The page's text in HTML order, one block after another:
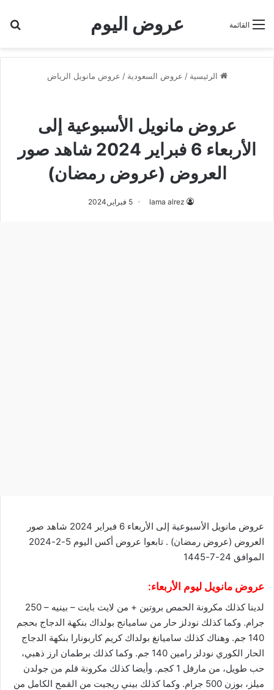
عروض اليوم القائمة
الرئيسية / عروض السعودية / عروض مانويل الرياض
عروض مانويل الأسبوعية إلى
الأربعاء 6 فبراير 2024 شاهد صور
العروض (عروض رمضان)
lama alrez 5 فبراير,2024
عروض مانويل الأسبوعية إلى الأربعاء 6 فبراير 2024 شاهد صور
العروض (عروض رمضان) . تابعوا عروض أكس
اليوم 5-2-2024
الموافق 24-7-1445
عروض مانويل ليوم الأربعاء:
لدينا كذلك مكرونة الحمص بروتين + من لايت بايت – بينيه – 250
جرام. وكما كذلك نودلز حار من ساميانج بولداك بنكهة الدجاج بحجم
140 جم. وهناك كذلك ساميانغ بولداك كريم كاربونارا بنكهة الدجاج
الحار الكوري نودلز رامين 140 جم. وكما كذلك برطمان ارز ذهبي،
حب طويل، من مارفل 1 كجم. وأيضا كذلك مكرونة قلم من جولدن
ميلز، بوزن 500 جرام. وكما كذلك بيني ريجيت من القمح الكامل من